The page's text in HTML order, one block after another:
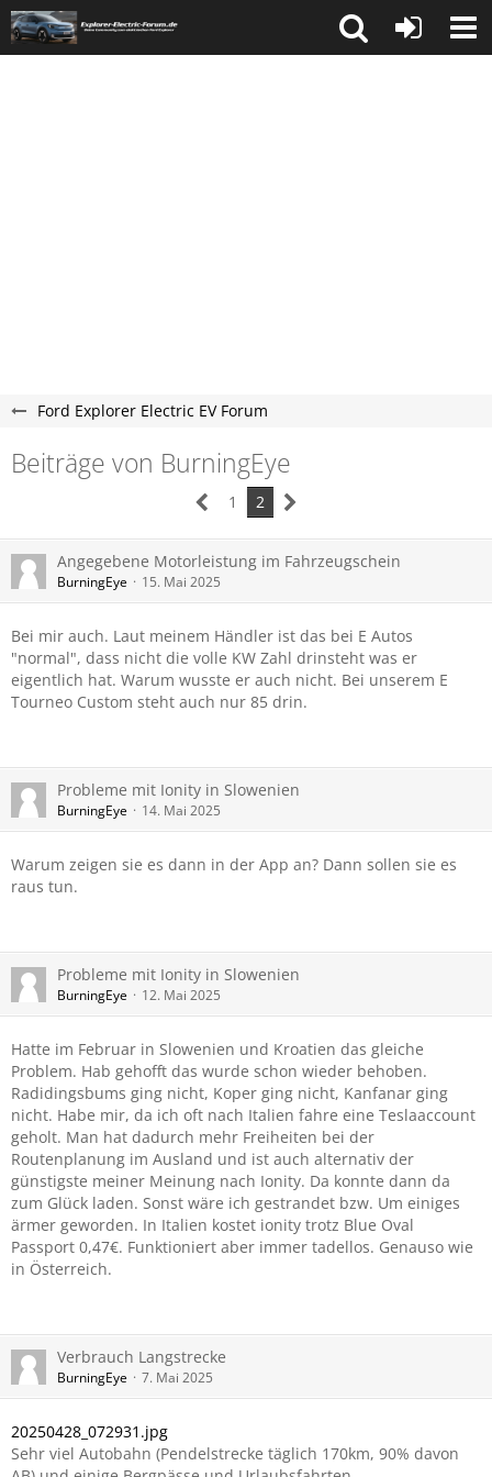
Ford Explorer Electric EV Forum
Beiträge von BurningEye
1 2
Angegebene Motorleistung im Fahrzeugschein
BurningEye 15. Mai 2025
Bei mir auch. Laut meinem Händler ist das bei E Autos
"normal", dass nicht die volle KW Zahl drinsteht was er
eigentlich hat. Warum wusste er auch nicht. Bei unserem E
Tourneo Custom steht auch nur 85 drin.
Probleme mit Ionity in Slowenien
BurningEye 14. Mai 2025
Warum zeigen sie es dann in der App an? Dann sollen sie es
raus tun.
Probleme mit Ionity in Slowenien
BurningEye 12. Mai 2025
Hatte im Februar in Slowenien und Kroatien das gleiche
Problem. Hab gehofft das wurde schon wieder behoben.
Radidingsbums ging nicht, Koper ging nicht, Kanfanar ging
nicht. Habe mir, da ich oft nach Italien fahre eine Teslaaccount
geholt. Man hat dadurch mehr Freiheiten bei der
Routenplanung im Ausland und ist auch alternativ der
günstigste meiner Meinung nach Ionity. Da konnte dann da
zum Glück laden. Sonst wäre ich gestrandet bzw. Um einiges
ärmer geworden. In Italien kostet ionity trotz Blue Oval
Passport 0,47€. Funktioniert aber immer tadellos. Genauso wie
in Österreich.
Verbrauch Langstrecke
BurningEye 7. Mai 2025
20250428_072931.jpg
Sehr viel Autobahn (Pendelstrecke täglich 170km, 90% davon